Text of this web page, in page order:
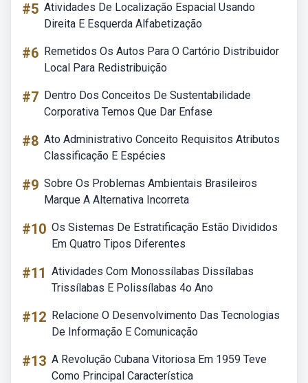
#5 Atividades De Localização Espacial Usando
Direita E Esquerda Alfabetização
#6 Remetidos Os Autos Para O Cartório Distribuidor
Local Para Redistribuição
#7 Dentro Dos Conceitos De Sustentabilidade
Corporativa Temos Que Dar Enfase
#8 Ato Administrativo Conceito Requisitos Atributos
Classificação E Espécies
#9 Sobre Os Problemas Ambientais Brasileiros
Marque A Alternativa Incorreta
#10 Os Sistemas De Estratificação Estão Divididos
Em Quatro Tipos Diferentes
#11 Atividades Com Monossílabas Dissílabas
Trissílabas E Polissílabas 4o Ano
#12 Relacione O Desenvolvimento Das Tecnologias
De Informação E Comunicação
#13 A Revolução Cubana Vitoriosa Em 1959 Teve
Como Principal Característica